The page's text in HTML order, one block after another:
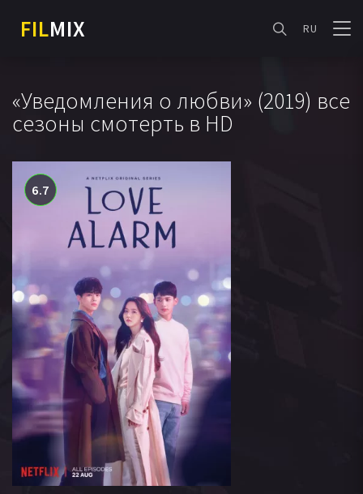
FILMIX RU
«Уведомления о любви» (2019) все
сезоны смотерть в HD
6.7